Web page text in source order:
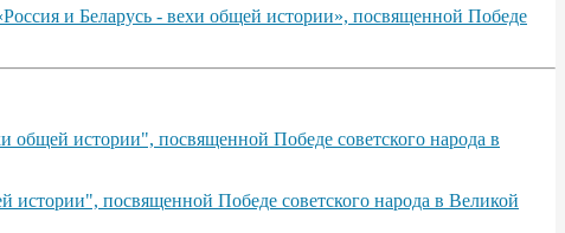
и Беларусь - вехи общей истории», посвященной Победе
истории", посвященной Победе советского народа в
посвященной Победе советского народа в Великой